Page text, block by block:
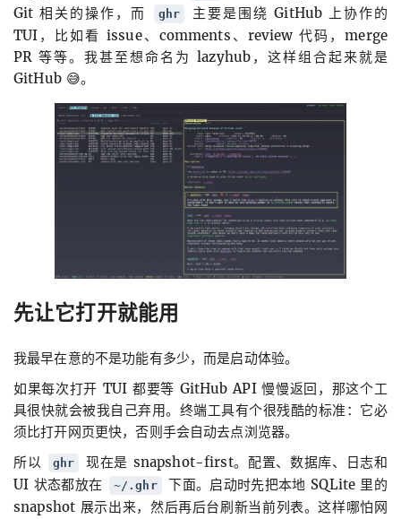
Git 相关的操作，而
ghr
主要是围绕 GitHub 上协作的
TUI，比如看 issue、comments、review 代码，merge
PR 等等。我甚至想命名为 lazyhub，这样组合起来就是
GitHub 😅。
先让它打开就能用
我最早在意的不是功能有多少，而是启动体验。
如果每次打开 TUI 都要等 GitHub API 慢慢返回，那这个工
具很快就会被我自己弃用。终端工具有个很残酷的标准：它必
须比打开网页更快，否则手会自动去点浏览器。
所以
ghr
现在是 snapshot-first。配置、数据库、日志和
UI 状态都放在
~/.ghr
下面。启动时先把本地 SQLite 里的
snapshot 展示出来，然后再后台刷新当前列表。这样哪怕网